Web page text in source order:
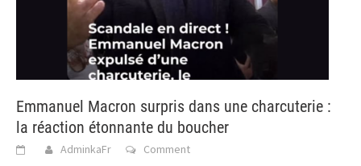
Emmanuel Macron surpris dans une charcuterie :
la réaction étonnante du boucher
AdminkaFr Comment